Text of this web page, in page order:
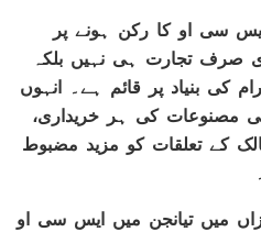
سی او کا رکن ہونے پر
صرف تجارت ہی نہیں بلکہ
کی بنیاد پر قائم ہے۔ انہوں
مصنوعات کی ہر خریداری،
کے تعلقات کو مزید مضبوط
میں تیانجن میں ایس سی او